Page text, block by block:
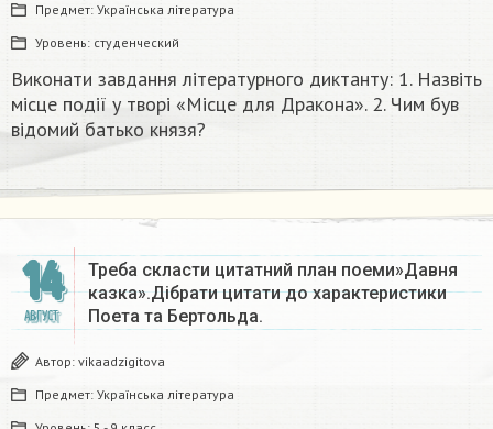
Предмет: Українська література
Уровень: студенческий
Виконати завдання літературного диктанту: 1. Назвіть
місце події у творі «Місце для Дракона». 2. Чим був
відомий батько князя? ​
14
АВГУСТ
Треба скласти цитатний план поеми»Давня
казка».Дібрати цитати до характеристики
Поета та Бертольда.​
Автор: vikaadzigitova
Предмет: Українська література